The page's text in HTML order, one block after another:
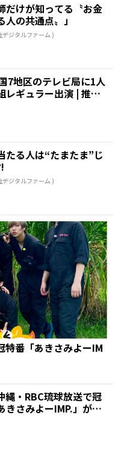
だけが知ってる〝お金
人の共通点〟」
デジタルファーム )
7地区のテレビ局に1人
レギュラー出演 | 推し
たる人は“たまたま”じ
デジタルファーム )
特番「あきさみよーIM
縄・RBC琉球放送で冠
きさみよーIMP.」が決